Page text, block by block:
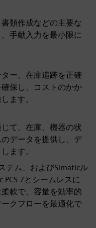
類作成などの主要な
手動入力を最小限に
ー、在庫追跡を正確
保し、コストのかか
ます。
て、在庫、機器の状
データを提供し、デ
ます。
テム、およびSimaticル
7とシームレスに
軟で、容量を効率的
クフローを最適化で